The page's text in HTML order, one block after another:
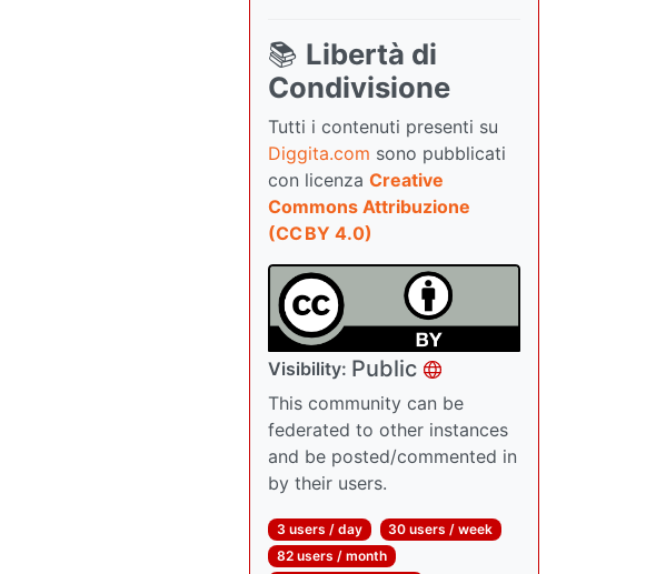
📚 Libertà di
Condivisione
Tutti i contenuti presenti su
Diggita.com sono pubblicati
con licenza Creative
Commons Attribuzione
(CC BY 4.0)
Visibility: Public
This community can be
federated to other instances
and be posted/commented in
by their users.
3 users / day
30 users / week
82 users / month